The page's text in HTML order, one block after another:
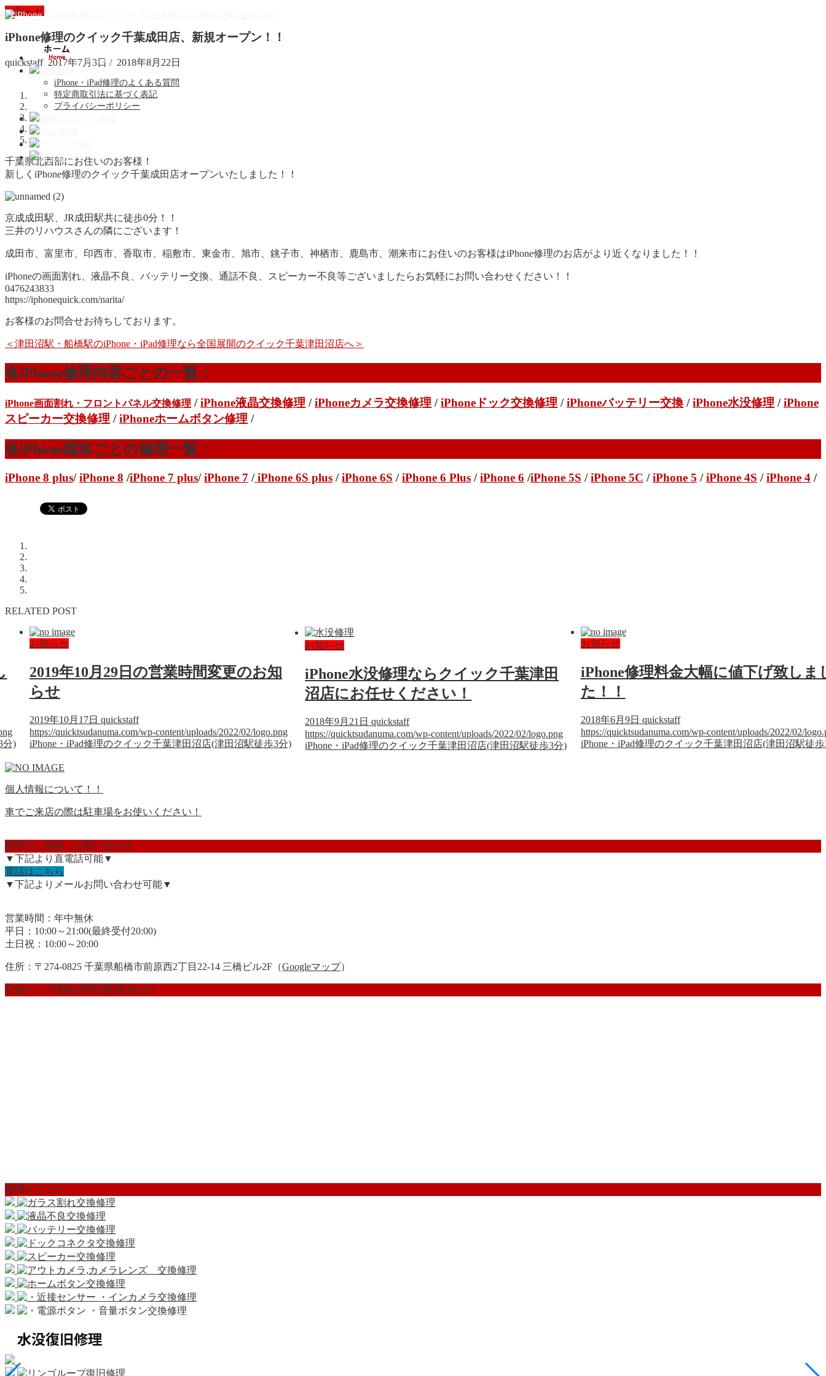
ホーム
iPhone・iPad修理のよくある質問
特定商取引法に基づく表記
プライバシーポリシー
お見積り
お知らせ
iPhone修理のクイック千葉成田店、新規オープン！！
quickstaff 2017年7月3日 / 2018年8月22日
千葉県北西部にお住いのお客様！
新しくiPhone修理のクイック千葉成田店オープンいたしました！！
京成成田駅、JR成田駅共に徒歩0分！！
三井のリハウスさんの隣にございます！
成田市、富里市、印西市、香取市、稲敷市、東金市、旭市、銚子市、神栖市、鹿島市、潮来市にお住いのお客様はiPhone修理のお店がより近くなりました！！
iPhoneの画面割れ、液晶不良、バッテリー交換、通話不良、スピーカー不良等ございましたらお気軽にお問い合わせください！！
0476243833
https://iphonequick.com/narita/
お客様のお問合せお待ちしております。
＜津田沼駅・船橋駅のiPhone・iPad修理なら全国展開のクイック千葉津田沼店へ＞
各iPhone修理内容ごとの一覧：
iPhone画面割れ・フロントパネル交換修理 /iPhone液晶交換修理 /iPhoneカメラ交換修理 /iPhoneドック交換修理 /iPhoneバッテリー交換 /iPhone水没修理 /iPhone
スピーカー交換修理 /iPhoneホームボタン修理 /
各iPhone端末ごとの修理一覧：
iPhone 8 plus/iPhone 8 /iPhone 7 plus/iPhone 7 /iPhone 6S plus /iPhone 6S /iPhone 6 Plus /iPhone 6 /iPhone 5S /iPhone 5C /iPhone 5 /iPhone 4S /iPhone 4 /
RELATED POST
分)
お知らせ
2019年10月29日の営業時間変更のお知
らせ
2019年10月17日 quickstaff
https://quicktsudanuma.com/wp-content/uploads/2022/02/logo.png
iPhone・iPad修理のクイック千葉津田沼店(津田沼駅徒歩3分)
お知らせ
iPhone水没修理ならクイック千葉津田
沼店にお任せください！
2018年9月21日 quickstaff
https://quicktsudanuma.com/wp-content/uploads/2022/02/logo.png
iPhone・iPad修理のクイック千葉津田沼店(津田沼駅徒歩3分)
お知らせ
iPhone修理料金大幅に値下げ致しま
た！！
2018年6月9日 quickstaff
https://quicktsudanuma.com/wp-content/uploads/2022/02/
iPhone・iPad修理のクイック千葉津田沼店(津田沼駅徒
個人情報について！！
車でご来店の際は駐車場をお使いください！
修理のご依頼・お問い合わせ
▼下記より直電話可能▼
電話はこちら
▼下記よりメールお問い合わせ可能▼
営業時間：年中無休
平日：10:00～21:00(最終受付20:00)
土日祝：10:00～20:00
住所：〒274-0825 千葉県船橋市前原西2丁目22-14 三橋ビル2F（Googleマップ）
店舗マップ情報(津田沼駅徒歩5分)
修理メニュー